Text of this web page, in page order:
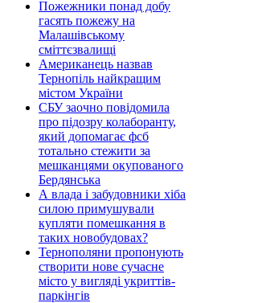
Пожежники понад добу
гасять пожежу на
Малашівському
сміттєзвалищі
Американець назвав
Тернопіль найкращим
містом України
СБУ заочно повідомила
про підозру колаборанту,
який допомагає фсб
тотально стежити за
мешканцями окупованого
Бердянська
А влада і забудовники хіба
силою примушували
купляти помешкання в
таких новобудовах?
Тернополяни пропонують
створити нове сучасне
місто у вигляді укриттів-
паркінгів